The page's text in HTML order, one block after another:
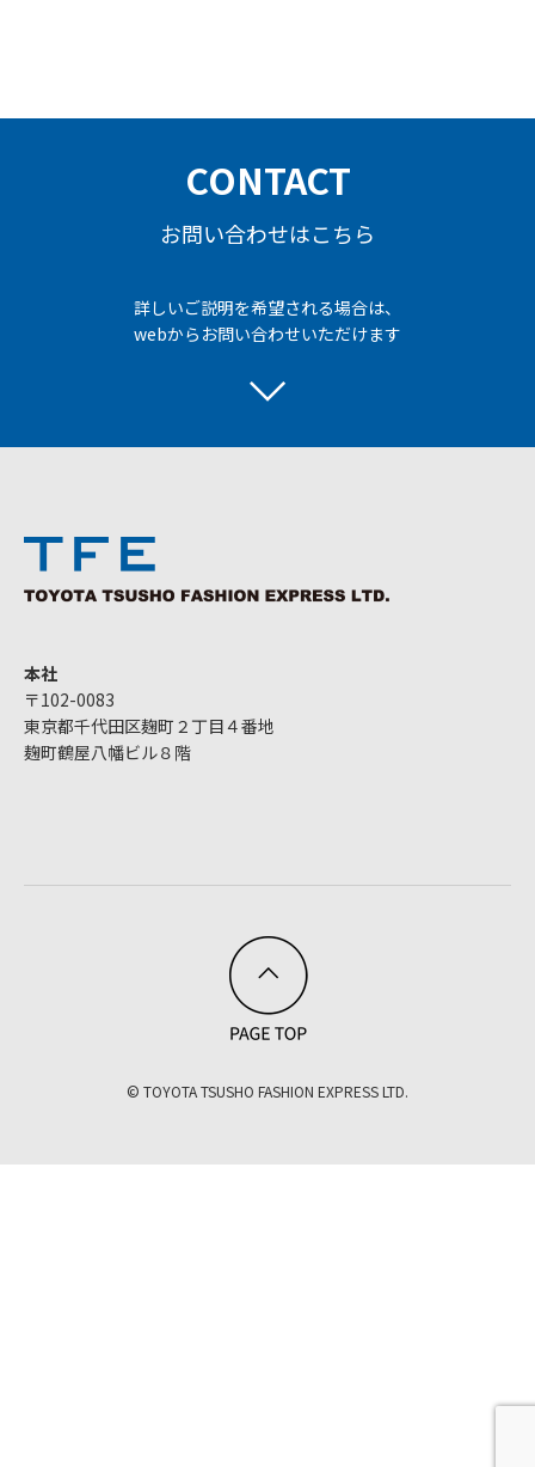
CONTACT
お問い合わせはこちら
詳しいご説明を希望される場合は、
webからお問い合わせいただけます
本社
〒102-0083
東京都千代田区麹町２丁目４番地
麹町鶴屋八幡ビル８階
© TOYOTA TSUSHO FASHION EXPRESS LTD.